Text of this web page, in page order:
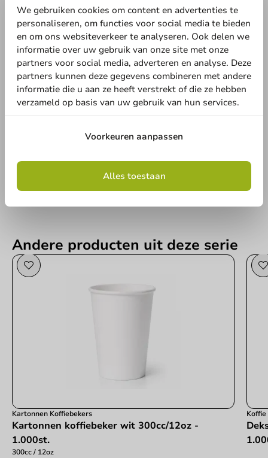
Schrijf de eerste review
Schrijf een review
Andere producten uit deze serie
Kartonnen Koffiebekers
Kartonnen koffiebeker wit 300cc/12oz -
1.000st.
300cc / 12oz
We gebruiken cookies om content en advertenties te
personaliseren, om functies voor social media te bieden
en om ons websiteverkeer te analyseren. Ook delen we
informatie over uw gebruik van onze site met onze
partners voor social media, adverteren en analyse. Deze
partners kunnen deze gegevens combineren met andere
informatie die u aan ze heeft verstrekt of die ze hebben
verzameld op basis van uw gebruik van hun services.
Voorkeuren aanpassen
Alles toestaan